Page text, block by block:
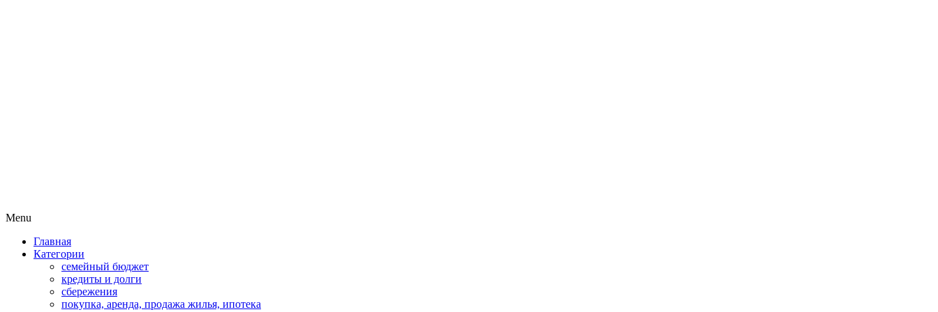
Menu
content
Главная
Категории
семейный бюджет
кредиты и долги
сбережения
покупка, аренда, продажа жилья, ипотека